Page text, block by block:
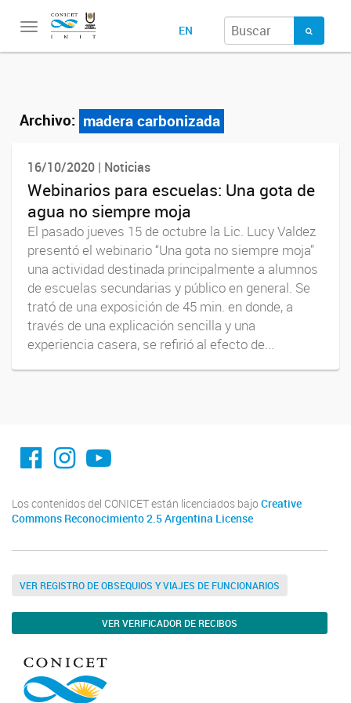
Toggle
EN
Archivo: madera carbonizada
16/10/2020 | Noticias
Webinarios para escuelas: Una gota de
agua no siempre moja
El pasado jueves 15 de octubre la Lic. Lucy Valdez
presentó el webinario “Una gota no siempre moja”
una actividad destinada principalmente a alumnos
de escuelas secundarias y público en general. Se
trató de una exposición de 45 min. en donde, a
través de una explicación sencilla y una
experiencia casera, se refirió al efecto de...
facebook imit.conicet
imit.conicet
Youtube
Los contenidos del CONICET están licenciados bajo Creative
Commons Reconocimiento 2.5 Argentina License
VER REGISTRO DE OBSEQUIOS Y VIAJES DE FUNCIONARIOS
VER VERIFICADOR DE RECIBOS